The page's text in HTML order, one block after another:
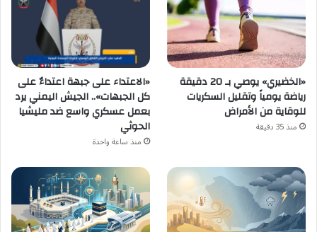
«الخضيري» يوصي بـ 20 دقيقة
رياضة يومياً وتقليل السكريات
للوقاية من الأمراض
منذ 35 دقيقة
«الاعتداء على جبهة اعتداءٌ على
كل الجبهات».. الجيش اليمني يرد
بعمل عسكري واسع ضد مليشيا
الحوثي
منذ ساعة واحدة